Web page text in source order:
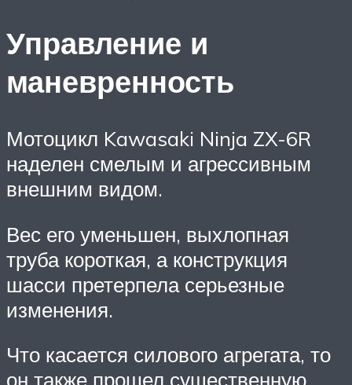
Управление и
маневренность
Мотоцикл Kawasaki Ninja ZX-6R
наделен смелым и агрессивным
внешним видом.
Вес его уменьшен, выхлопная
труба короткая, а конструкция
шасси претерпела серьезные
изменения.
Что касается силового агрегата, то
он также прошел существенную